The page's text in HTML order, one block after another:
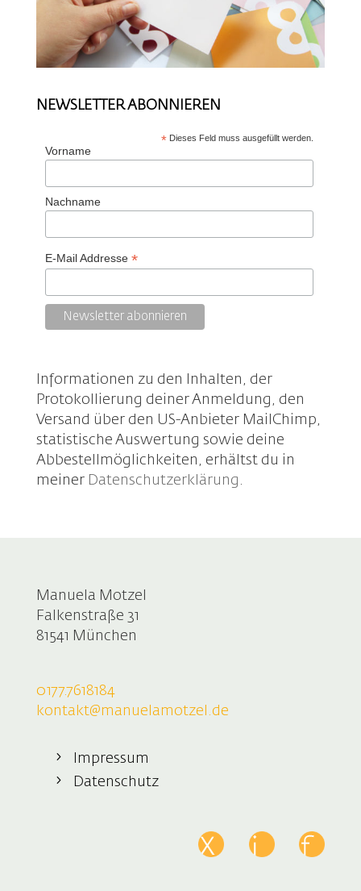
NEWSLETTER ABONNIEREN
* Dieses Feld muss ausgefüllt werden.
Vorname
Nachname
E-Mail Addresse *
Informationen zu den Inhalten, der
Protokollierung deiner Anmeldung, den
Versand über den US-Anbieter MailChimp,
statistische Auswertung sowie deine
Abbestellmöglichkeiten, erhältst du in
meiner Datenschutzerklärung .
Manuela Motzel
Falkenstraße 31
81541 München
0177.7618184
kontakt@manuelamotzel.de
Impressum
Datenschutz